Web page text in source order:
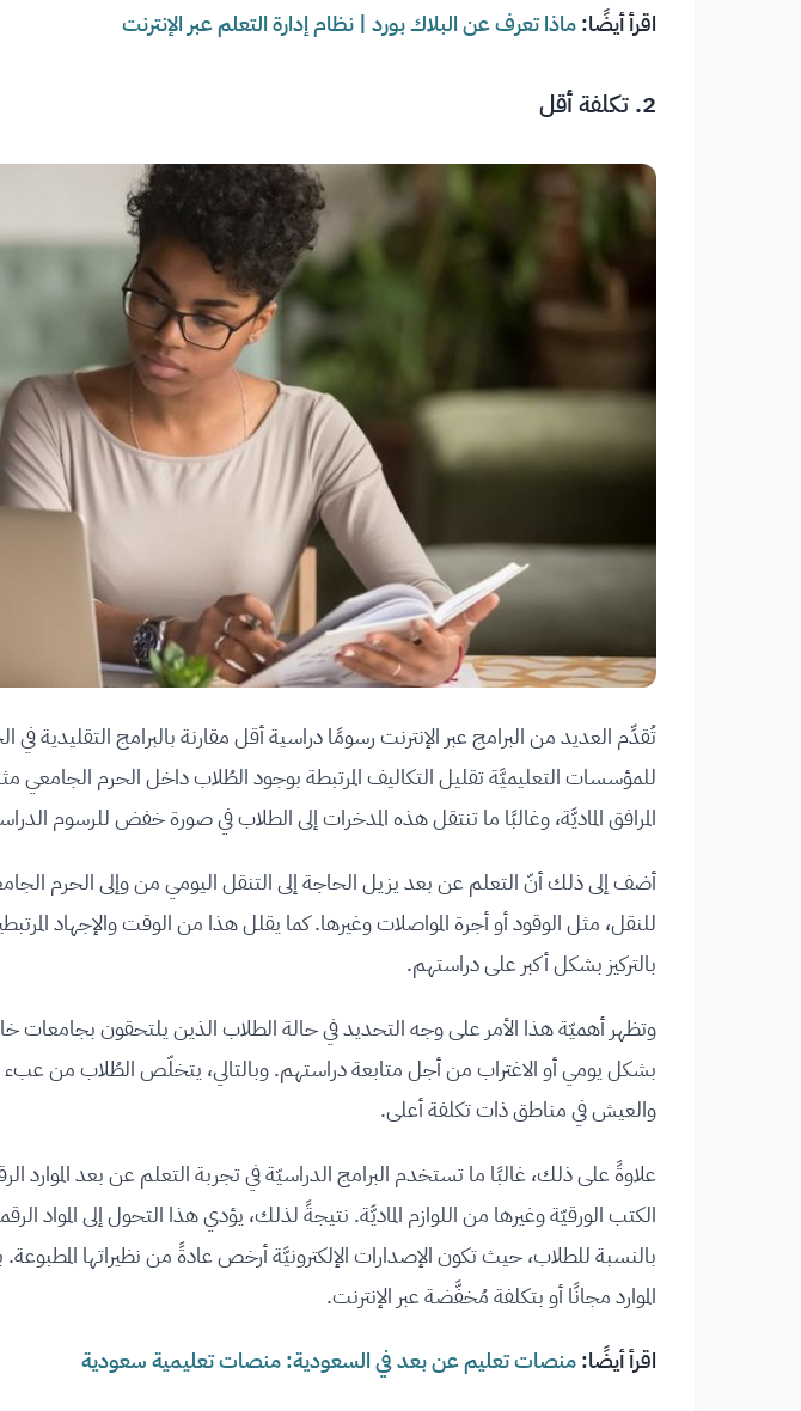
اقرأ أيضًا:ماذا تعرف عن البلاك بورد | نظام إدارة التعلم عبر الإنترنت
2. تكلفة أقل
تُقدِّم العديد من البرامج عبر الإنترنت رسومًا دراسية أقل مقارنة بالبرامج التقليدية
للمؤسسات التعليميَّة تقليل التكاليف المرتبطة بوجود الطُلاب داخل الحرم الجامعي
المرافق الماديَّة، وغالبًا ما تنتقل هذه المدخرات إلى الطلاب في صورة خفض للرسوم
أضف إلى ذلك أنّ التعلم عن بعد يزيل الحاجة إلى التنقل اليومي من وإلى الحرم
للنقل، مثل الوقود أو أجرة المواصلات وغيرها. كما يقلل هذا من الوقت والإجهاد
بالتركيز بشكل أكبر على دراستهم.
وتظهر أهميّة هذا الأمر على وجه التحديد في حالة الطلاب الذين يلتحقون بجامعات
بشكل يومي أو الاغتراب من أجل متابعة دراستهم. وبالتالي، يتخلّص الطُلاب من عبء
والعيش في مناطق ذات تكلفة أعلى.
علاوةً على ذلك، غالبًا ما تستخدم البرامج الدراسيّة في تجربة التعلم عن بعد الموارد
الكتب الورقيّة وغيرها من اللوازم الماديَّة. نتيجةً لذلك، يؤدي هذا التحول إلى المواد
بالنسبة للطلاب، حيث تكون الإصدارات الإلكترونيَّة أرخص عادةً من نظيراتها
الموارد مجانًا أو بتكلفة مُخفَّضة عبر الإنترنت.
اقرأ أيضًا:منصات تعليم عن بعد في السعودية: منصات تعليمية سعودية